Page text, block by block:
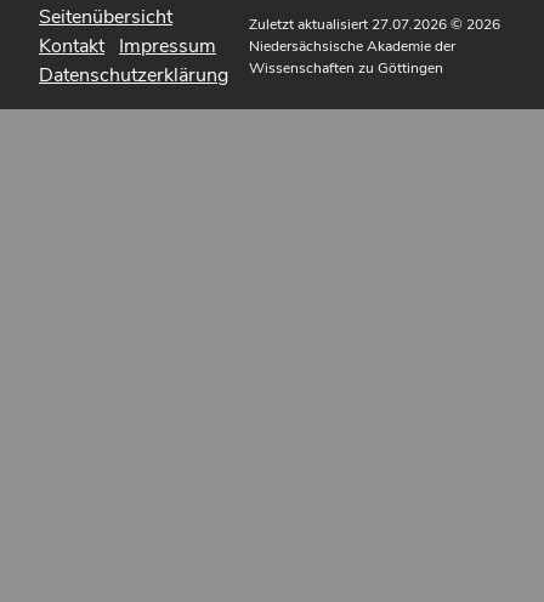
Seitenübersicht
Kontakt Impressum
Datenschutzerklärung
Zuletzt aktualisiert 27.07.2026© 2026
Niedersächsische Akademie der
Wissenschaften zu Göttingen